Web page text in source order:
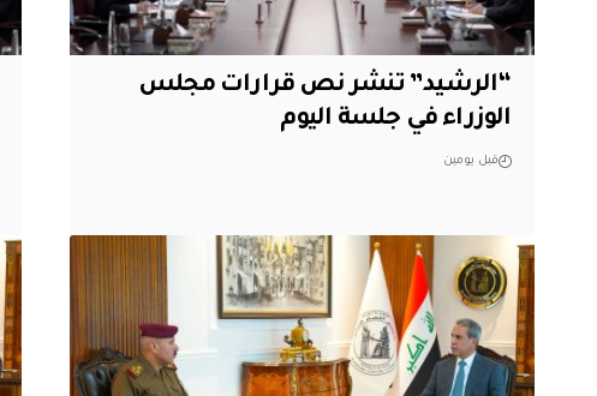
“الرشيد” تنشر نص قرارات مجلس
الوزراء في جلسة اليوم
قبل يومين